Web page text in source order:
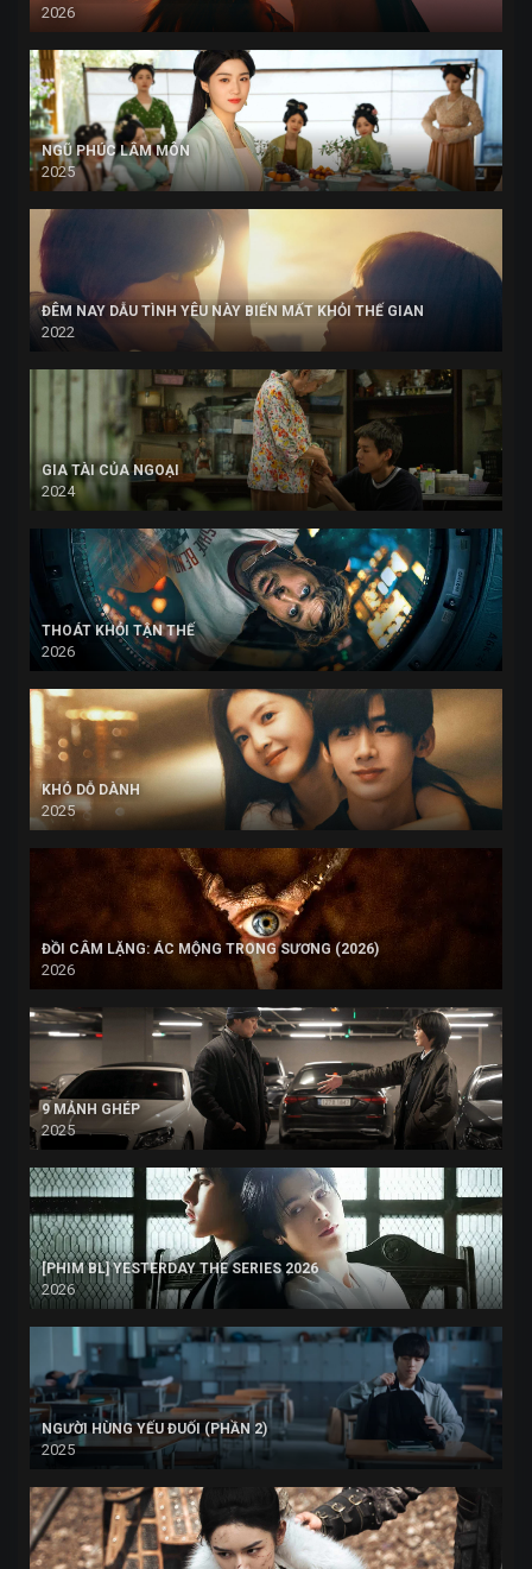
2026
NGŨ PHÚC LÂM MÔN
2025
ĐÊM NAY DẪU TÌNH YÊU NÀY BIẾN MẤT KHỎI THẾ GIAN
2022
GIA TÀI CỦA NGOẠI
2024
THOÁT KHỎI TẬN THẾ
2026
KHÓ DỖ DÀNH
2025
ĐỒI CÂM LẶNG: ÁC MỘNG TRONG SƯƠNG (2026)
2026
9 MẢNH GHÉP
2025
[PHIM BL] YESTERDAY THE SERIES 2026
2026
NGƯỜI HÙNG YẾU ĐUỐI (PHẦN 2)
2025